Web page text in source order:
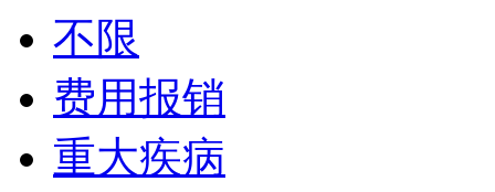
不限
费用报销
重大疾病